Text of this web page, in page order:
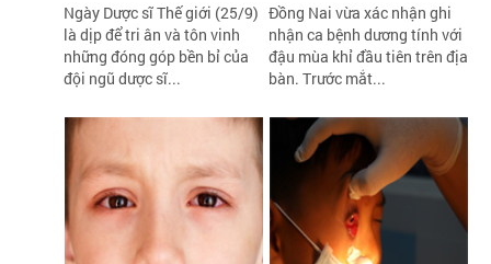
Ngày Dược sĩ Thế giới (25/9)
là dịp để tri ân và tôn vinh
những đóng góp bền bỉ của
đội ngũ dược sĩ...
Đồng Nai vừa xác nhận ghi
nhận ca bệnh dương tính với
đậu mùa khỉ đầu tiên trên địa
bàn. Trước mắt...